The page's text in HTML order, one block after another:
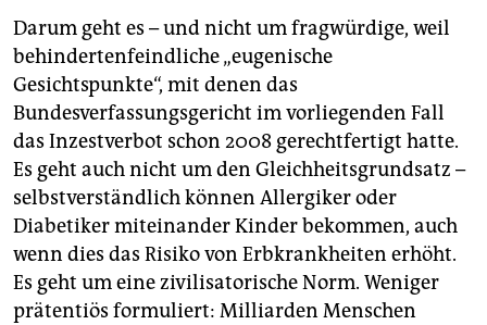
Darum geht es – und nicht um fragwürdige, weil
behindertenfeindliche „eugenische
Gesichtspunkte“, mit denen das
Bundesverfassungsgericht im vorliegenden Fall
das Inzestverbot schon 2008 gerechtfertigt hatte.
Es geht auch nicht um den Gleichheitsgrundsatz –
selbstverständlich können Allergiker oder
Diabetiker miteinander Kinder bekommen, auch
wenn dies das Risiko von Erbkrankheiten erhöht.
Es geht um eine zivilisatorische Norm. Weniger
prätentiös formuliert: Milliarden Menschen